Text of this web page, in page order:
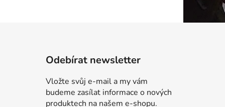
Odebírat newsletter
Vložte svůj e-mail a my vám
budeme zasílat informace o nových
produktech na našem e-shopu.